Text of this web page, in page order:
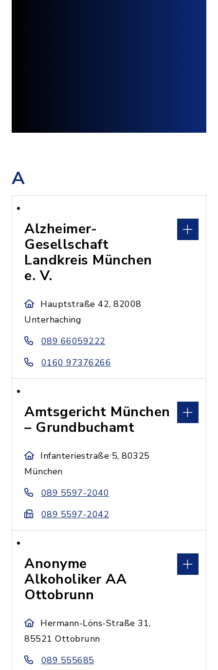
A
Alzheimer-
Gesellschaft
Landkreis München
e. V.
Hauptstraße 42, 82008
Unterhaching
089 66059222
0160 97376266
Amtsgericht München
– Grundbuchamt
Infanteriestraße 5, 80325
München
089 5597-2040
089 5597-2042
Anonyme
Alkoholiker AA
Ottobrunn
Hermann-Löns-Straße 31,
85521 Ottobrunn
089 555685